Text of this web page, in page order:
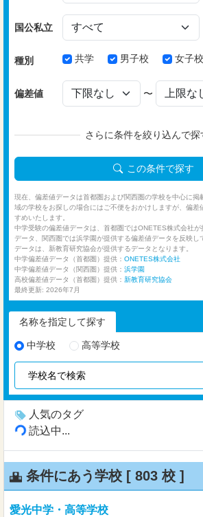
国公私立
種別 共学 男子校 女子校
偏差値 〜
さらに条件を絞り込んで探
この条件で探す
現在、偏差値データは首都圏および関西圏の学校を中心に掲
域の学校をお探しの場合にはご不便をおかけしますが、偏差
すめいたします。
中学受験の偏差値データは、首都圏ではONETES株式会社
データ、関西圏では浜学園が提供する偏差値データを反映し
データは、新教育研究協会が提供するデータとなります。
中学偏差値データ（首都圏）提供： ONETES株式会社
中学偏差値データ（関西圏）提供： 浜学園
高校偏差値データ（首都圏）提供： 新教育研究協会
最終更新: 2026年7月
名称を指定して探す
中学校 高等学校
人気のタグ
読込中...
条件にあう学校 [ 803 校 ]
愛光中学・高等学校